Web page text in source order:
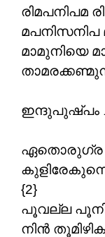
രിമപനിപമ
മപനിസനിപ
മാമുനിയെ
ഇന്ദുപുഷ്പം
ഏതൊരുഗ്ര
{2}
പൂവല്ല
നിൻ